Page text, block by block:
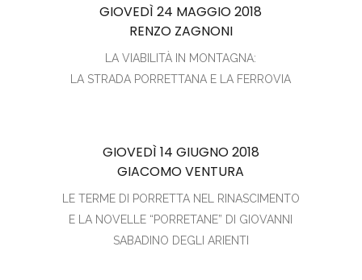
GIOVEDÌ 24 MAGGIO 2018
RENZO ZAGNONI
LA VIABILITÀ IN MONTAGNA:
LA STRADA PORRETTANA E LA FERROVIA
GIOVEDÌ 14 GIUGNO 2018
GIACOMO VENTURA
LE TERME DI PORRETTA NEL RINASCIMENTO
E LA NOVELLE “PORRETANE” DI GIOVANNI
SABADINO DEGLI ARIENTI